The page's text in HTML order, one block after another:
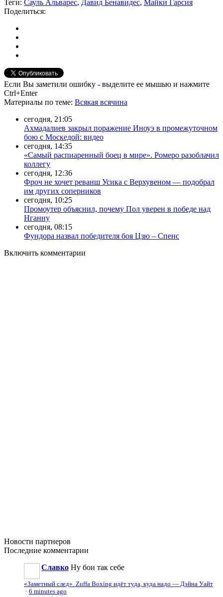
Теги: Сауль Альварес, Давид Бенавидес, Майки Гарсия
Поделиться:
Если Вы заметили ошибку - выделите ее мышью и нажмите
Ctrl+Enter
Материалы по теме: Всякая всячина
сегодня, 21:05
Ахмадалиев закрыл поражение Иноуэ в промежуточном
бою с Москедой: видео
сегодня, 14:35
«Самый распиаренный боец в мире». Ромеро разоблачил
коллегу
сегодня, 12:36
Фроч не хочет реванш Усика с Верхувеном — подобрал
им других соперников
сегодня, 10:25
Промоутер объяснил, почему Пол уверен в победе над
Нганну
сегодня, 08:15
Фундора назвал победителя боя Цзю – Спенс
Включить комментарии
Новости партнеров
Последние комментарии
Славко Ну бои так себе
«Заметный след». Zuffa Boxing идёт туда, куда надо — Дэйна Уайт
· 6 minutes ago